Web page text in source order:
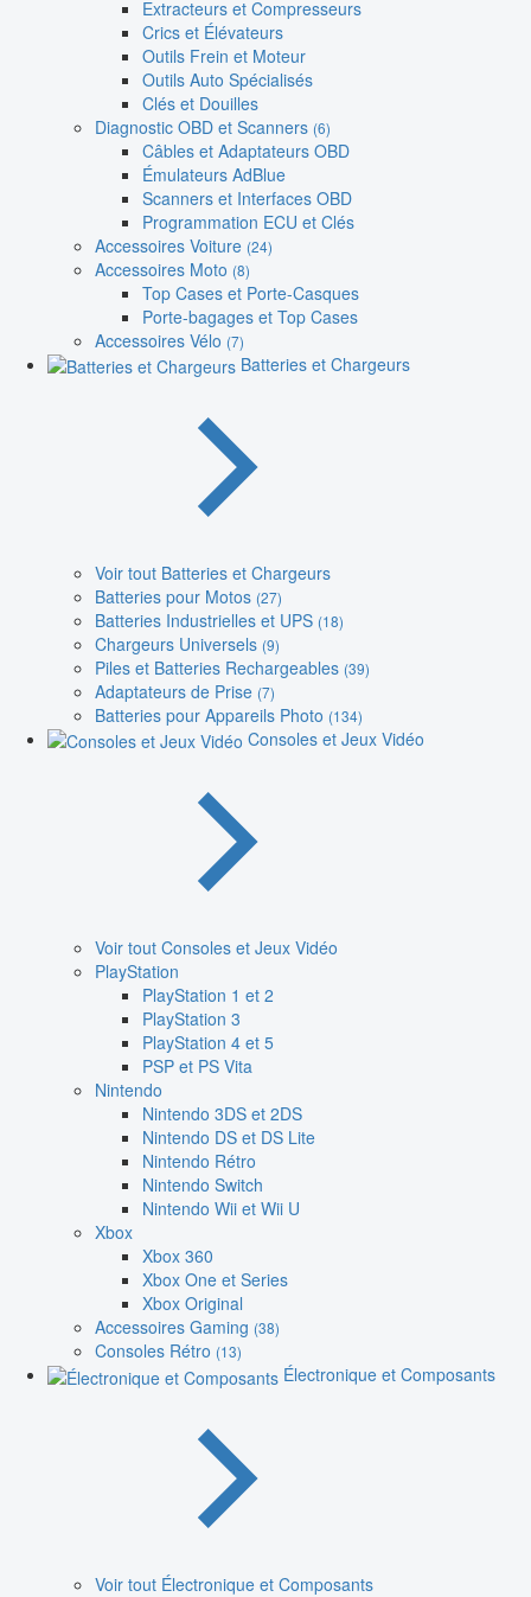
Extracteurs et Compresseurs
Crics et Élévateurs
Outils Frein et Moteur
Outils Auto Spécialisés
Clés et Douilles
Diagnostic OBD et Scanners (6)
Câbles et Adaptateurs OBD
Émulateurs AdBlue
Scanners et Interfaces OBD
Programmation ECU et Clés
Accessoires Voiture (24)
Accessoires Moto (8)
Top Cases et Porte-Casques
Porte-bagages et Top Cases
Accessoires Vélo (7)
Batteries et Chargeurs
Voir tout Batteries et Chargeurs
Batteries pour Motos (27)
Batteries Industrielles et UPS (18)
Chargeurs Universels (9)
Piles et Batteries Rechargeables (39)
Adaptateurs de Prise (7)
Batteries pour Appareils Photo (134)
Consoles et Jeux Vidéo
Voir tout Consoles et Jeux Vidéo
PlayStation
PlayStation 1 et 2
PlayStation 3
PlayStation 4 et 5
PSP et PS Vita
Nintendo
Nintendo 3DS et 2DS
Nintendo DS et DS Lite
Nintendo Rétro
Nintendo Switch
Nintendo Wii et Wii U
Xbox
Xbox 360
Xbox One et Series
Xbox Original
Accessoires Gaming (38)
Consoles Rétro (13)
Électronique et Composants
Voir tout Électronique et Composants